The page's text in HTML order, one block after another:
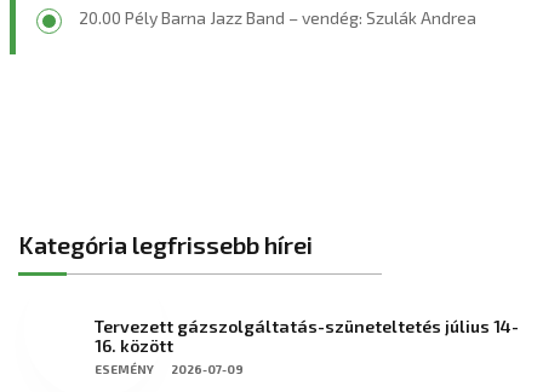
20.00 Pély Barna Jazz Band – vendég: Szulák Andrea
Kategória legfrissebb hírei
Tervezett gázszolgáltatás-szüneteltetés július 14-
16. között
ESEMÉNY 2026-07-09